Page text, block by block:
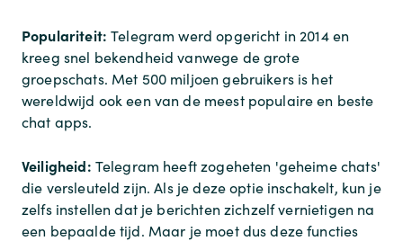
Populariteit:Telegram werd opgericht in 2014 en
kreeg snel bekendheid vanwege de grote
groepschats. Met 500 miljoen gebruikers is het
wereldwijd ook een van de meest populaire en beste
chat apps.
Veiligheid: Telegram heeft zogeheten 'geheime chats'
die versleuteld zijn. Als je deze optie inschakelt, kun je
zelfs instellen dat je berichten zichzelf vernietigen na
een bepaalde tijd. Maar je moet dus deze functies